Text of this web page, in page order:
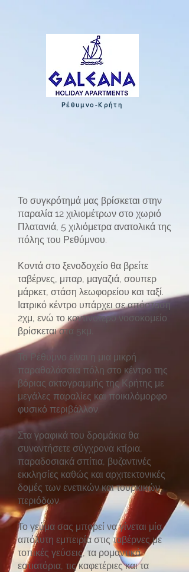
Ρέθυμνο-Κρήτη
Το συγκρότημά μας βρίσκεται στην
παραλία 12 χιλιομέτρων στο χωριό
Πλατανιά, 5 χιλιόμετρα ανατολικά της
πόλης του Ρεθύμνου.
Κοντά στο ξενοδοχείο θα βρείτε
ταβέρνες, μπαρ, μαγαζιά, σουπερ
μάρκετ, στάση λεωφορείου και ταξί.
Ιατρικό κέντρο υπάρχει σε απόσταση
2χμ, ενώ το κοντινότερο νοσοκομείο
βρίσκεται στα 5κμ.
Το Ρέθυμνο είναι η μια μικρή
παραθαλάσσια πόλη στο κέντρο της
βόριας ακτογραμμής της Κρήτης με
μεγάλες παραλίες και ποικιλόμορφο
φυσικό περιβάλλον.
Στα γραφικά του δρομάκια θα
συναντήσετε σύγχρονα κτίρια,
παραδοσιακά σπίτια, βυζαντινές
εκκλησίες καθώς και αρχιτεκτονικές
δομές των ενετικών και τουρκικών
περιόδων.
Το γεύμα σας μπορεί να γίνεται μία
απόλυτη εμπειρία στις ταβέρνες με
τοπικές γεύσεις, τα ρομαντικά
εστιατόρια, τις καφετέριες και τα